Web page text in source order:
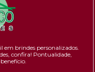
em brindes personalizados.
confira! Pontualidade,